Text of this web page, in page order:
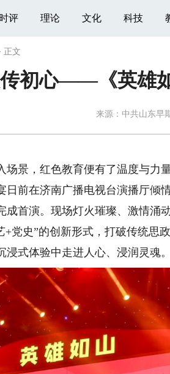
时评 理论 文化 科技
正文
初心——《英雄
来源： 中共山东早
景，红色教育便有了温度与力量
前在济南广播电视台演播厅倾
成首演。现场灯火璀璨、激情涌
+党史”的创新形式，打破传统思
式体验中走进人心、浸润灵魂。